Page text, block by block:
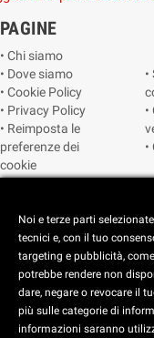
PAGINE
• Chi siamo
• Dove siamo
• Cookie Policy
• Privacy Policy
• Reimposta le
preferenze dei
cookie
Copyright © 2025
Noi e terze parti
tecnici e, con il tuo
targeting e pubblicità,
potrebbe rendere non
dare, negare o revocare il
più sulle categorie di
informazioni saranno